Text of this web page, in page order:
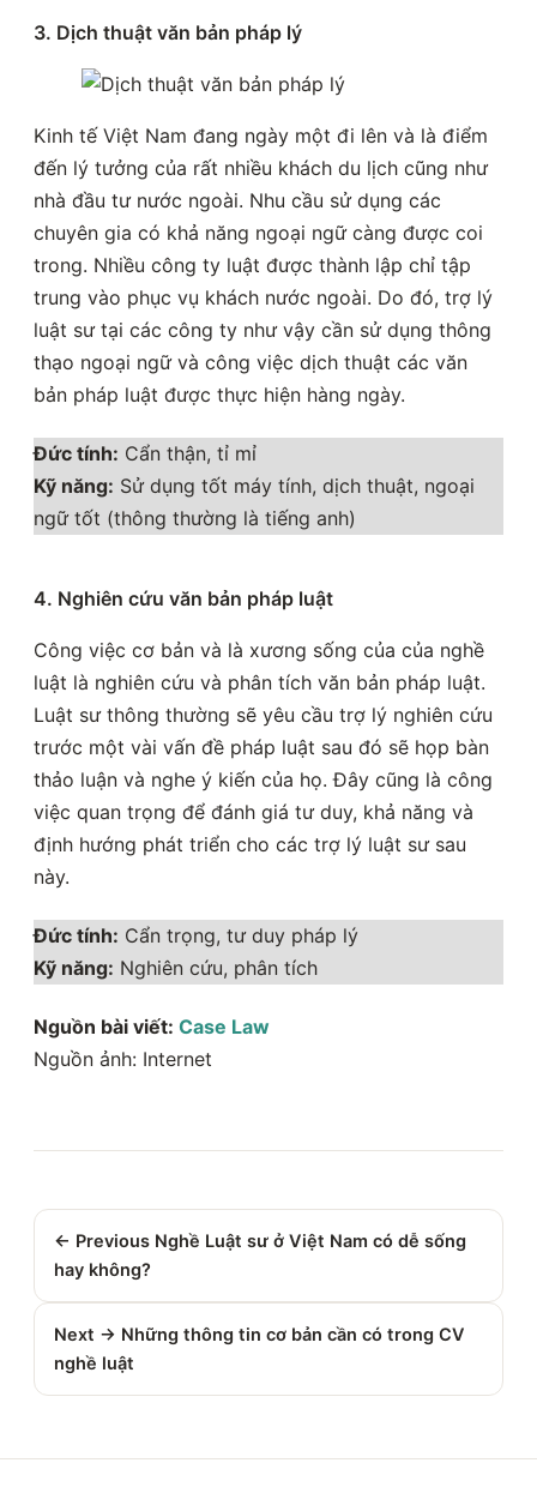
3. Dịch thuật văn bản pháp lý
Kinh tế Việt Nam đang ngày một đi lên và là điểm
đến lý tưởng của rất nhiều khách du lịch cũng như
nhà đầu tư nước ngoài. Nhu cầu sử dụng các
chuyên gia có khả năng ngoại ngữ càng được coi
trong. Nhiều công ty luật được thành lập chỉ tập
trung vào phục vụ khách nước ngoài. Do đó, trợ lý
luật sư tại các công ty như vậy cần sử dụng thông
thạo ngoại ngữ và công việc dịch thuật các văn
bản pháp luật được thực hiện hàng ngày.
Đức tính: Cẩn thận, tỉ mỉ
Kỹ năng: Sử dụng tốt máy tính, dịch thuật, ngoại
ngữ tốt (thông thường là tiếng anh)
4. Nghiên cứu văn bản pháp luật
Công việc cơ bản và là xương sống của của nghề
luật là nghiên cứu và phân tích văn bản pháp luật.
Luật sư thông thường sẽ yêu cầu trợ lý nghiên cứu
trước một vài vấn đề pháp luật sau đó sẽ họp bàn
thảo luận và nghe ý kiến của họ. Đây cũng là công
việc quan trọng để đánh giá tư duy, khả năng và
định hướng phát triển cho các trợ lý luật sư sau
này.
Đức tính: Cẩn trọng, tư duy pháp lý
Kỹ năng: Nghiên cứu, phân tích
Nguồn bài viết: Case Law
Nguồn ảnh: Internet
← Previous Nghề Luật sư ở Việt Nam có dễ sống
hay không?
Next → Những thông tin cơ bản cần có trong CV
nghề luật